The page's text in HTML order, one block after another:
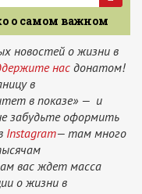
о самом важном
новостей о жизни в
насдонатом!
в
в показе» — и
забудьте оформить
Instagram— там много
вас ждет масса
о жизни в